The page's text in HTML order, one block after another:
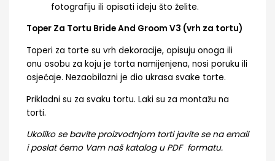
fotografiju ili opisati ideju što želite.
Toper Za Tortu Bride And Groom V3 (vrh za tortu)
Toperi za torte su vrh dekoracije, opisuju onoga ili
onu osobu za koju je torta namijenjena, nosi poruku ili
osjećaje. Nezaobilazni je dio ukrasa svake torte.
Prikladni su za svaku tortu. Laki su za montažu na
torti.
Ukoliko se bavite proizvodnjom torti javite se na email
i poslat ćemo Vam naš katalog u PDF formatu.